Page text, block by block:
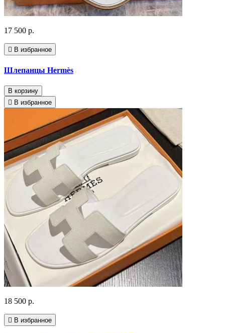
17 500 р.
В избранное
Шлепанцы Hermès
В корзину
В избранное
18 500 р.
В избранное